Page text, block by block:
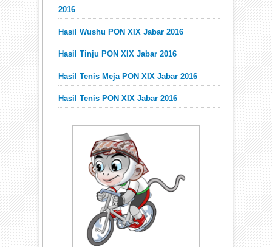
2016
Hasil Wushu PON XIX Jabar 2016
Hasil Tinju PON XIX Jabar 2016
Hasil Tenis Meja PON XIX Jabar 2016
Hasil Tenis PON XIX Jabar 2016